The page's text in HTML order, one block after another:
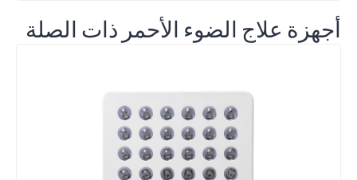
أجهزة علاج الضوء الأحمر ذات الصلة